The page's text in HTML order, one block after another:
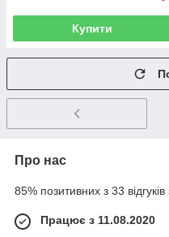
Купити
Про нас
85% позитивних з 33 відгуків
Працює з 11.08.2020